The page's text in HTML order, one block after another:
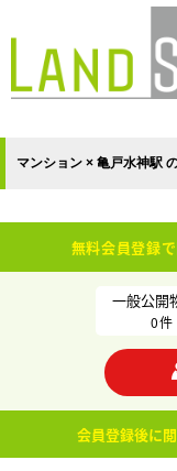
マンション × 亀戸水神駅
無料会員登録で
一般公開
0件
会員登録後に